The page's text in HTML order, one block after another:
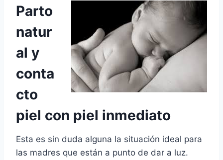
Parto
natur
al y
conta
cto
piel con piel inmediato
Esta es sin duda alguna la situación ideal para
las madres que están a punto de dar a luz.